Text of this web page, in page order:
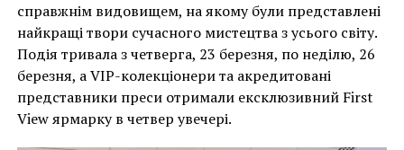
НАСТУПНА СТАТТЯ
Жуткая арт-коллекция известного режиссера
пугает даже его семью
ПОПЕРЕДНЯ СТАТТЯ
Элтон Джон решил выставить на аукцион
совместную картину Баския и Уорхола
справжнім видовищем, на якому були представлені
найкращі твори сучасного мистецтва з усього світу.
Подія тривала з четверга, 23 березня, по неділю, 26
березня, а VIP-колекціонери та акредитовані
представники преси отримали ексклюзивний First
View ярмарку в четвер увечері.